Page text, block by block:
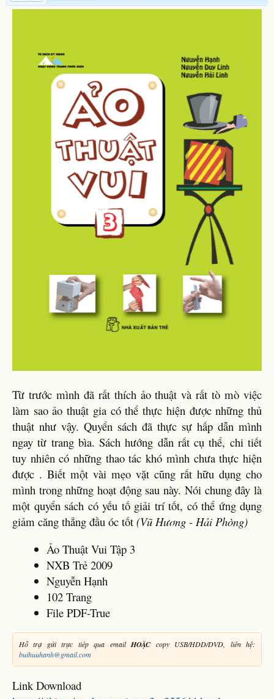
Từ trước mình đã rất thích ảo thuật và rất tò mò việc
làm sao ảo thuật gia có thể thực hiện được những thủ
thuật như vậy. Quyển sách đã thực sự hấp dẫn mình
ngay từ trang bìa. Sách hướng dẫn rất cụ thể, chi tiết
tuy nhiên có những thao tác khó mình chưa thực hiện
được . Biết một vài mẹo vặt cũng rất hữu dụng cho
mình trong những hoạt động sau này. Nói chung đây là
một quyển sách có yếu tố giải trí tốt, có thể ứng dụng
giảm căng thẳng đầu óc tốt (Vũ Hương - Hải Phòng)
Ảo Thuật Vui Tập 3
NXB Trẻ 2009
Nguyễn Hạnh
102 Trang
File PDF-True
Hỗ trợ gửi trực tiếp qua emailHOẶC copy USB/HDD/DVD, liên hệ:
buihuuhanh@gmail.com
Link Download